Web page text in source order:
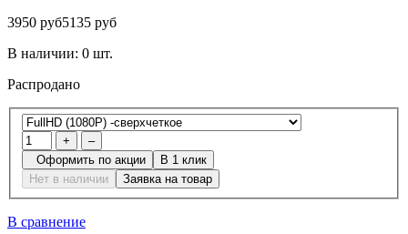
3950 руб5135 руб
В наличии: 0 шт.
Распродано
+
–
Оформить по акции
В 1 клик
Нет в наличии
Заявка на товар
В сравнение